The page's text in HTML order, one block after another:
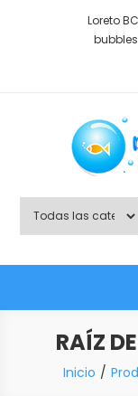
Loreto
Shop
RAÍZ
Inicio